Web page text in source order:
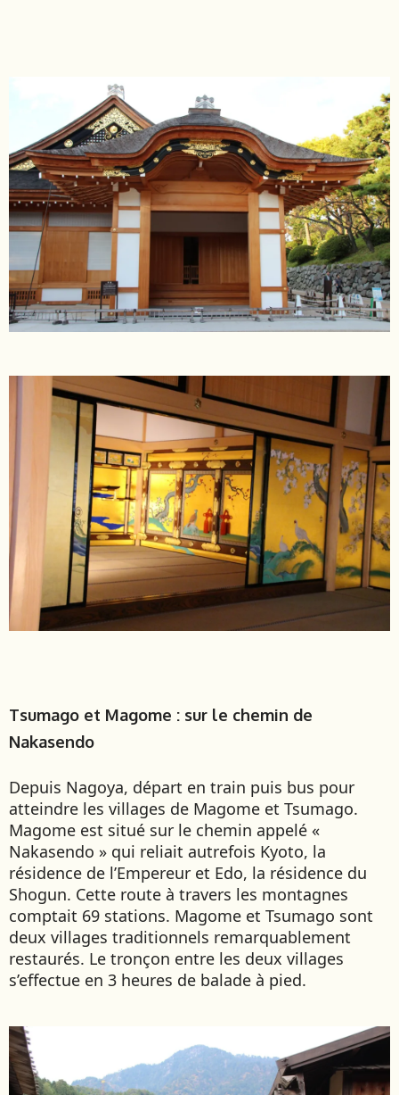
Tsumago et Magome : sur le chemin de
Nakasendo
Depuis Nagoya, départ en train puis bus pour
atteindre les villages de Magome et Tsumago.
Magome est situé sur le chemin appelé «
Nakasendo » qui reliait autrefois Kyoto, la
résidence de l’Empereur et Edo, la résidence du
Shogun. Cette route à travers les montagnes
comptait 69 stations. Magome et Tsumago sont
deux villages traditionnels remarquablement
restaurés. Le tronçon entre les deux villages
s’effectue en 3 heures de balade à pied.